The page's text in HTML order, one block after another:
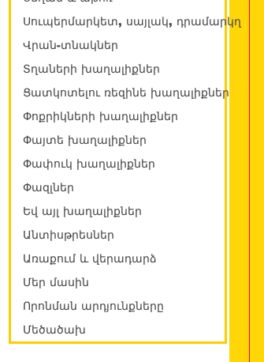
Սուպերմարկետ, սայլակ, դրամարկղ
Վրան-տնակներ
Տղաների խաղալիքներ
Ցատկոտելու ռեզինե խաղալիքներ
Փոքրիկների խաղալիքներ
Փայտե խաղալիքներ
Փափուկ խաղալիքներ
Փազլներ
Եվ այլ խաղալիքներ
Անտիսթրեսներ
Առաքում և վերադարձ
Մեր մասին
Որոնման արդյունքները
Մեծածախ